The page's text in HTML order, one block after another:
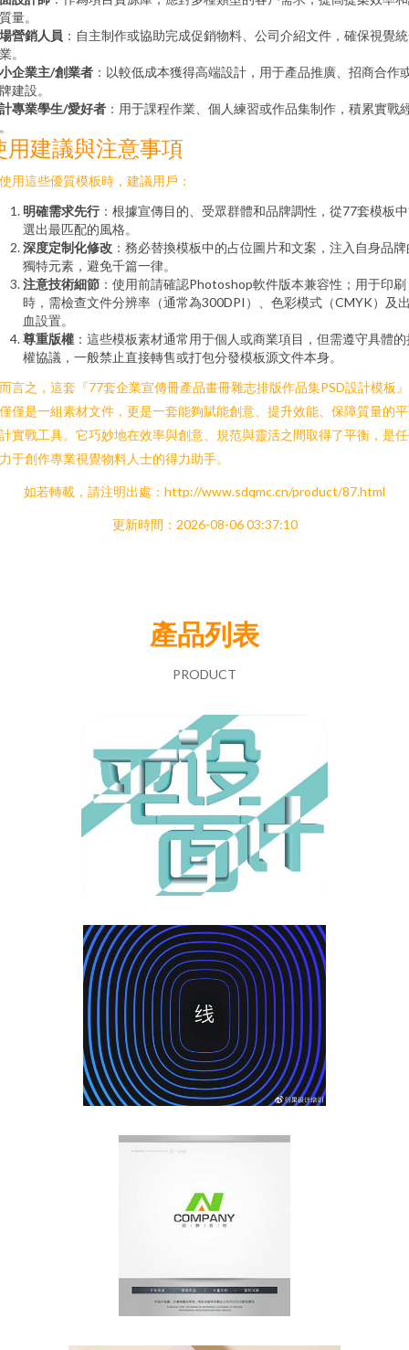
量。
營銷人員 ：自主制作或協助完成促銷物料、公司介紹文件，確保視覺
。
企業主/創業者 ：以較低成本獲得高端設計，用于產品推廣、招商合作
建設。
專業學生/愛好者 ：用于課程作業、個人練習或作品集制作，積累實戰
用建議與注意事項
用這些優質模板時，建議用戶：
明確需求先行 ：根據宣傳目的、受眾群體和品牌調性，從77套模板
選出最匹配的風格。
深度定制化修改 ：務必替換模板中的占位圖片和文案，注入自身品牌
獨特元素，避免千篇一律。
注意技術細節 ：使用前請確認Photoshop軟件版本兼容性；用于印刷
時，需檢查文件分辨率（通常為300DPI）、色彩模式（CMYK）及
血設置。
尊重版權 ：這些模板素材通常用于個人或商業項目，但需遵守具體的
權協議，一般禁止直接轉售或打包分發模板源文件本身。
言之，這套『77套企業宣傳冊產品畫冊雜志排版作品集PSD設計模板
僅是一組素材文件，更是一套能夠賦能創意、提升效能、保障質量的
實戰工具。它巧妙地在效率與創意、規范與靈活之間取得了平衡，是
于創作專業視覺物料人士的得力助手。
如若轉載，請注明出處：http://www.sdqmc.cn/product/87.html
更新時間：2026-08-06 03:37:10
產品列表
PRODUCT